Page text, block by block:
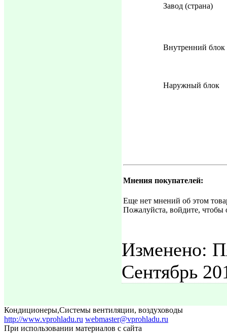
Завод (страна)
Внутренний блок
Наружный блок
Мнения покупателей:
Еще нет мнений об этом
Пожалуйста, войдите, чтобы
Изменено:
Сентябрь
Кондиционеры,Системы вентиляции, воздуховоды
http://www.vprohladu.ru webmaster@vprohladu.ru
При использовании материалов с сайта